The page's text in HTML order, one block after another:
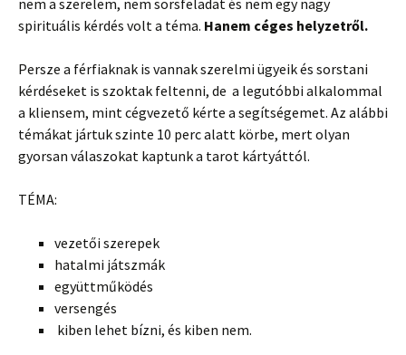
nem a szerelem, nem sorsfeladat és nem egy nagy
spirituális kérdés volt a téma. Hanem céges helyzetről.
Persze a férfiaknak is vannak szerelmi ügyeik és sorstani
kérdéseket is szoktak feltenni, de a legutóbbi alkalommal
a kliensem, mint cégvezető kérte a segítségemet. Az alábbi
témákat jártuk szinte 10 perc alatt körbe, mert olyan
gyorsan válaszokat kaptunk a tarot kártyáttól.
TÉMA:
vezetői szerepek
hatalmi játszmák
együttműködés
versengés
kiben lehet bízni, és kiben nem.